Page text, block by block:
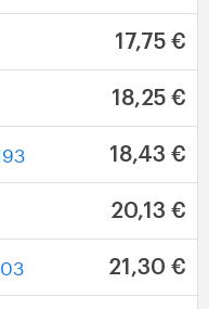
17,75 €
18,25 €
18,43 €
20,13 €
21,30 €